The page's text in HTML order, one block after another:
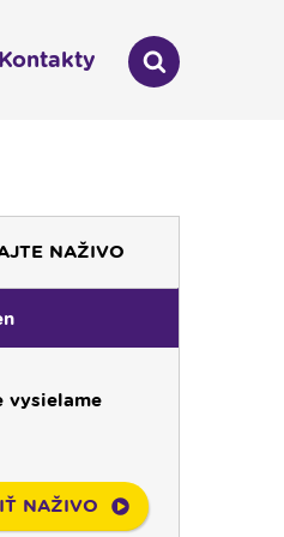
NAŽIVO
vysielame
NAŽIVO
Kontakty